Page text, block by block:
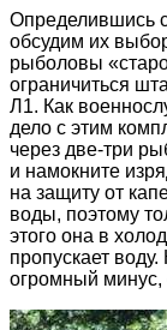
Определившись
обсудим их
рыболовы
ограничиться
Л1. Как
дело с этим
через две-три
и намокните
на защиту от
воды, поэтому
этого она в
пропускает
огромный минус,